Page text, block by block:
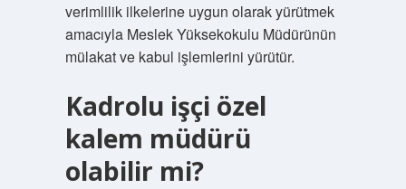
verimlilik ilkelerine uygun olarak yürütmek
amacıyla Meslek Yüksekokulu Müdürünün
mülakat ve kabul işlemlerini yürütür.
Kadrolu işçi özel
kalem müdürü
olabilir mi?